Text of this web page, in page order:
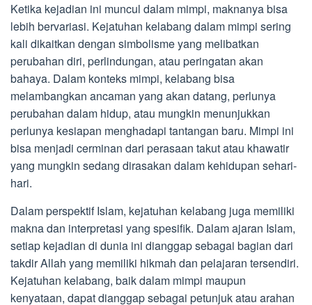
Ketika kejadian ini muncul dalam mimpi, maknanya bisa
lebih bervariasi. Kejatuhan kelabang dalam mimpi sering
kali dikaitkan dengan simbolisme yang melibatkan
perubahan diri, perlindungan, atau peringatan akan
bahaya. Dalam konteks mimpi, kelabang bisa
melambangkan ancaman yang akan datang, perlunya
perubahan dalam hidup, atau mungkin menunjukkan
perlunya kesiapan menghadapi tantangan baru. Mimpi ini
bisa menjadi cerminan dari perasaan takut atau khawatir
yang mungkin sedang dirasakan dalam kehidupan sehari-
hari.
Dalam perspektif Islam, kejatuhan kelabang juga memiliki
makna dan interpretasi yang spesifik. Dalam ajaran Islam,
setiap kejadian di dunia ini dianggap sebagai bagian dari
takdir Allah yang memiliki hikmah dan pelajaran tersendiri.
Kejatuhan kelabang, baik dalam mimpi maupun
kenyataan, dapat dianggap sebagai petunjuk atau arahan